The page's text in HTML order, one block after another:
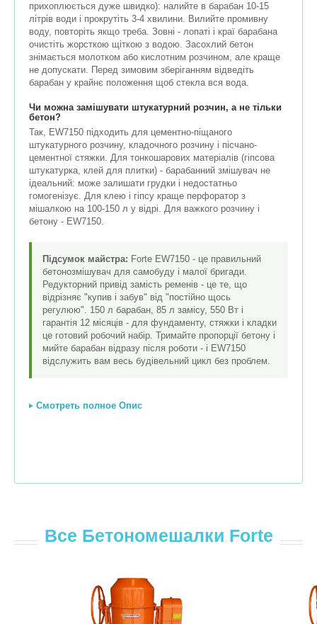
прихоплюється дуже швидко): налийте в барабан 10-15
літрів води і прокрутіть 3-4 хвилини. Вилийте промивну
воду, повторіть якщо треба. Зовні - лопаті і краї барабана
очистіть жорсткою щіткою з водою. Засохлий бетон
знімається молотком або кислотним розчином, але краще
не допускати. Перед зимовим зберіганням відведіть
барабан у крайнє положення щоб стекла вся вода.
Чи можна замішувати штукатурний розчин, а не тільки
бетон?
Так, EW7150 підходить для цементно-піщаного
штукатурного розчину, кладочного розчину і пісчано-
цементної стяжки. Для тонкошарових матеріалів (гіпсова
штукатурка, клей для плитки) - барабанний змішувач не
ідеальний: може залишати грудки і недостатньо
гомогенізує. Для клею і гіпсу краще перфоратор з
мішалкою на 100-150 л у відрі. Для важкого розчину і
бетону - EW7150.
Підсумок майстра: Forte EW7150 - це правильний
бетонозмішувач для самобуду і малої бригади.
Редукторний привід замість ременів - це те, що
відрізняє "купив і забув" від "постійно щось
регулюю". 150 л барабан, 85 л замісу, 550 Вт і
гарантія 12 місяців - для фундаменту, стяжки і кладки
це готовий робочий набір. Тримайте пропорції бетону і
мийте барабан відразу після роботи - і EW7150
відслужить вам весь будівельний цикл без проблем.
Смотреть полное Опис
Все Бетономешалки Forte